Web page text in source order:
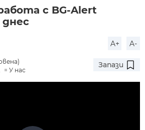
с BG-Alert
A+ A-
У нас
Запази